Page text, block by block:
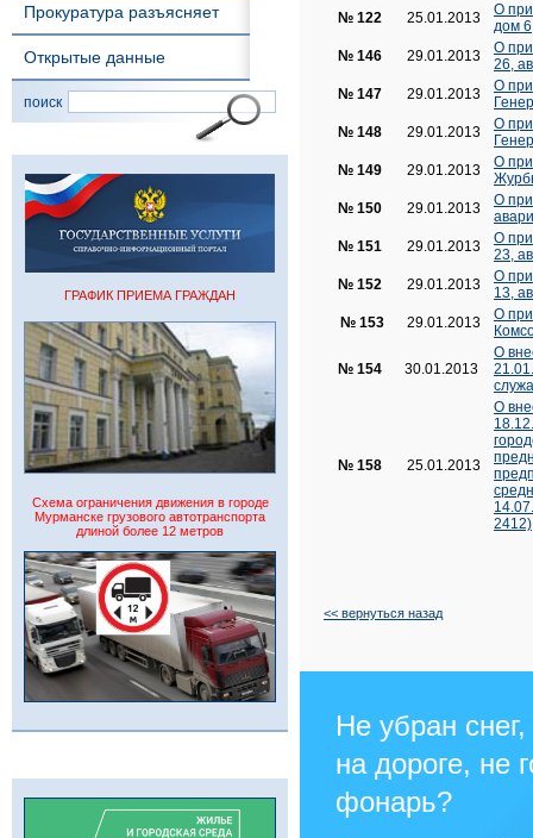
Прокуратура разъясняет
Открытые данные
поиск
ГРАФИК ПРИЕМА ГРАЖДАН
Схема ограничения движения в городе
Мурманске грузового автотранспорта
длиной более 12 метров
№ 122
25.01.2013
О
дом
№ 146
29.01.2013
О
26,
№ 147
29.01.2013
О
№ 148
29.01.2013
О
№ 149
29.01.2013
О
№ 150
29.01.2013
О
№ 151
29.01.2013
О
23,
№ 152
29.01.2013
О
13,
№ 153
29.01.2013
О
№ 154 30.01.2013
О
№ 158 25.01.2013
О
2412)
<< вернуться назад
Не убран
на дороге, не
фонарь?